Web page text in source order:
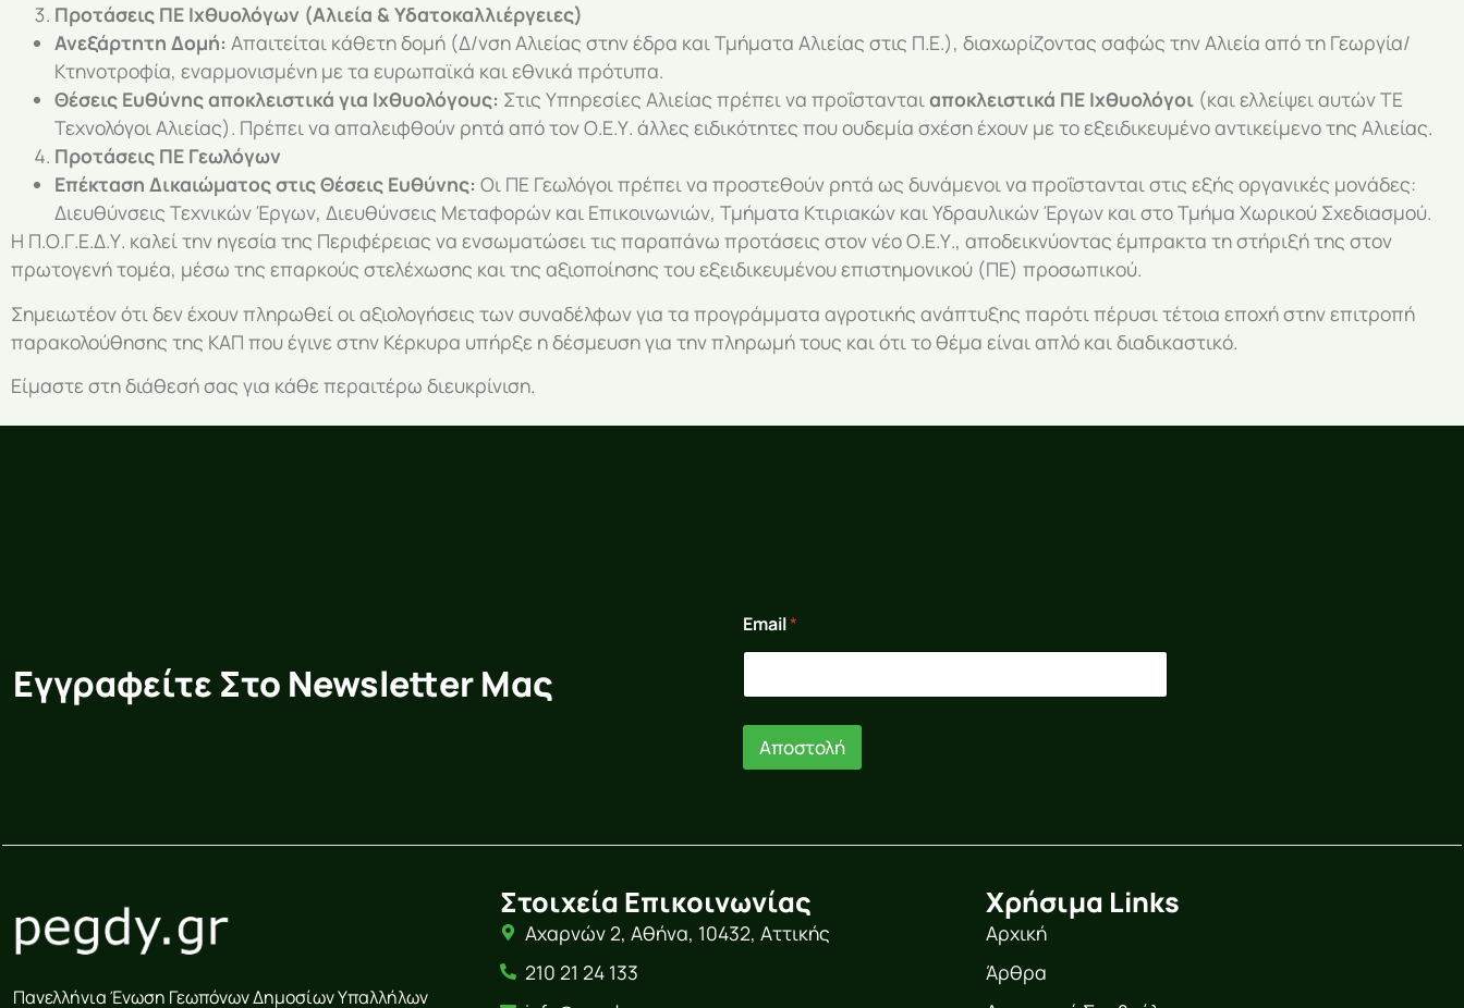
Προτάσεις ΠΕ Ιχθυολόγων (Αλιεία & Υδατοκαλλιέργειες)
Ανεξάρτητη Δομή: Απαιτείται κάθετη δομή (Δ/νση Αλιείας στην έδρα και Τμήματα Αλιείας στις Π.Ε.), διαχωρίζοντας σαφώς την Αλιεία από τη Γεωργία/
Κτηνοτροφία, εναρμονισμένη με τα ευρωπαϊκά και εθνικά πρότυπα.
Θέσεις Ευθύνης αποκλειστικά για Ιχθυολόγους: Στις Υπηρεσίες Αλιείας πρέπει να προΐστανταιαποκλειστικά ΠΕ Ιχθυολόγοι (και ελλείψει αυτών ΤΕ
Τεχνολόγοι Αλιείας). Πρέπει να απαλειφθούν ρητά από τον Ο.Ε.Υ. άλλες ειδικότητες που ουδεμία σχέση έχουν με το εξειδικευμένο αντικείμενο της Αλιείας.
Προτάσεις ΠΕ Γεωλόγων
Επέκταση Δικαιώματος στις Θέσεις Ευθύνης: Οι ΠΕ Γεωλόγοι πρέπει να προστεθούν ρητά ως δυνάμενοι να προΐστανται στις εξής οργανικές μονάδες:
Διευθύνσεις Τεχνικών Έργων, Διευθύνσεις Μεταφορών και Επικοινωνιών, Τμήματα Κτιριακών και Υδραυλικών Έργων και στο Τμήμα Χωρικού Σχεδιασμού.
Η Π.Ο.Γ.Ε.Δ.Υ. καλεί την ηγεσία της Περιφέρειας να ενσωματώσει τις παραπάνω προτάσεις στον νέο Ο.Ε.Υ., αποδεικνύοντας έμπρακτα τη στήριξή της στον
πρωτογενή τομέα, μέσω της επαρκούς στελέχωσης και της αξιοποίησης του εξειδικευμένου επιστημονικού (ΠΕ) προσωπικού.
Σημειωτέον ότι δεν έχουν πληρωθεί οι αξιολογήσεις των συναδέλφων για τα προγράμματα αγροτικής ανάπτυξης παρότι πέρυσι τέτοια εποχή στην επιτροπή
παρακολούθησης της ΚΑΠ που έγινε στην Κέρκυρα υπήρξε η δέσμευση για την πληρωμή τους και ότι το θέμα είναι απλό και διαδικαστικό.
Είμαστε στη διάθεσή σας για κάθε περαιτέρω διευκρίνιση.
Εγγραφείτε Στο Newsletter Μας
E
m
i
*
Email*
Αποστολή
Πανελλήνια Ένωση Γεωπόνων Δημοσίων Υπαλλήλων
Στοιχεία Επικοινωνίας
Αχαρνών 2, Αθήνα, 10432, Αττικής
210 21 24 133
Χρήσιμα Links
Αρχική
Άρθρα